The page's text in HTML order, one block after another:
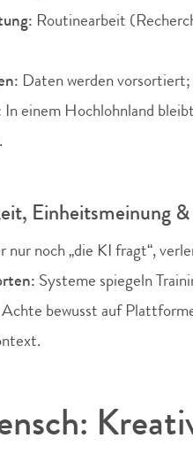
Routinearbeit
Daten werden
In einem Hochlohnland
Einheitsmeinung
nur noch „die KI fragt“,
Systeme spiegeln
Achte bewusst auf